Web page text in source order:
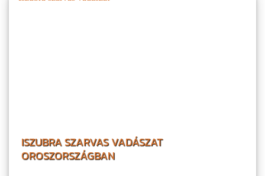
ISZUBRA SZARVAS VADÁSZAT
OROSZORSZÁGBAN